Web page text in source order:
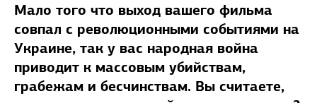
Мало того что выход вашего фильма
совпал с революционными событиями на
Украине, так у вас народная война
приводит к массовым убийствам,
грабежам и бесчинствам. Вы считаете,